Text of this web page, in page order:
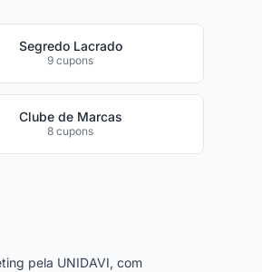
Segredo Lacrado
9 cupons
Clube de Marcas
8 cupons
pela UNIDAVI, com